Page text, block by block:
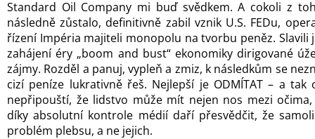
Standard Oil Company mi buď svědkem. A cokoli z
následně zůstalo, definitivně zabil vznik U.S. FEDu,
řízení Impéria majiteli monopolu na tvorbu peněz. Slavili
zahájení éry „boom and bust“ ekonomiky dirigované
zájmy. Rozděl a panuj, vypleň a zmiz, k následkům se
cizí peníze lukrativně řeš. Nejlepší je ODMÍTAT – a
nepřipouští, že lidstvo může mít nejen nos mezi
díky absolutní kontrole médií daří přesvědčit, že
problém plebsu, a ne jejich.